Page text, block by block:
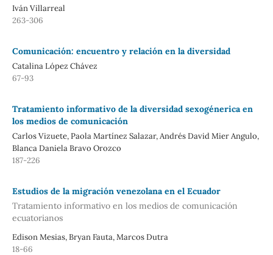
Iván Villarreal
263-306
Comunicación: encuentro y relación en la diversidad
Catalina López Chávez
67-93
Tratamiento informativo de la diversidad sexogénerica en
los medios de comunicación
Carlos Vizuete, Paola Martínez Salazar, Andrés David Mier Angulo,
Blanca Daniela Bravo Orozco
187-226
Estudios de la migración venezolana en el Ecuador
Tratamiento informativo en los medios de comunicación
ecuatorianos
Edison Mesias, Bryan Fauta, Marcos Dutra
18-66